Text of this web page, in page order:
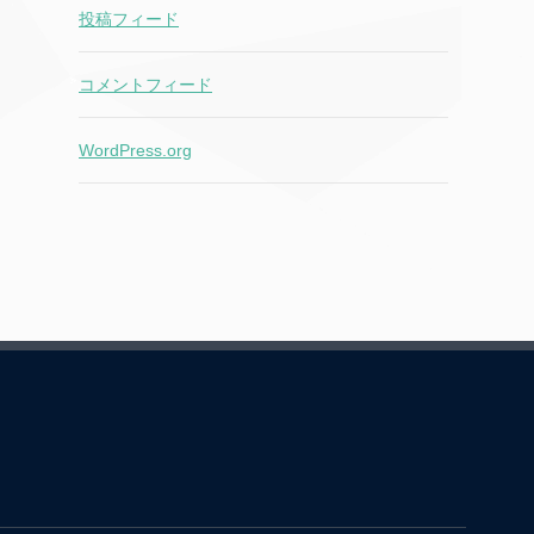
投稿フィード
コメントフィード
WordPress.org